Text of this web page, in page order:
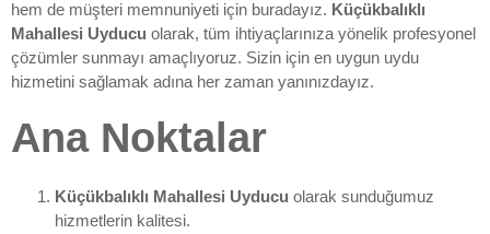
hem de müşteri memnuniyeti için buradayız. Küçükbalıklı
Mahallesi Uyducu olarak, tüm ihtiyaçlarınıza yönelik profesyonel
çözümler sunmayı amaçlıyoruz. Sizin için en uygun uydu
hizmetini sağlamak adına her zaman yanınızdayız.
Ana Noktalar
Küçükbalıklı Mahallesi Uyducu olarak sunduğumuz
hizmetlerin kalitesi.